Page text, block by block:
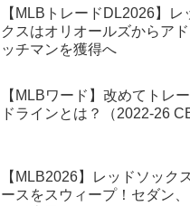
【MLBトレードDL2026】レ
クスはオリオールズからア
ッチマンを獲得へ
【MLBワード】改めてトレ
ドラインとは？（2022-26
【MLB2026】レッドソック
ースをスウィープ！セダン